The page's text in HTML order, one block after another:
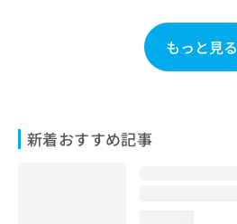
もっと見る
新着おすすめ記事
こ